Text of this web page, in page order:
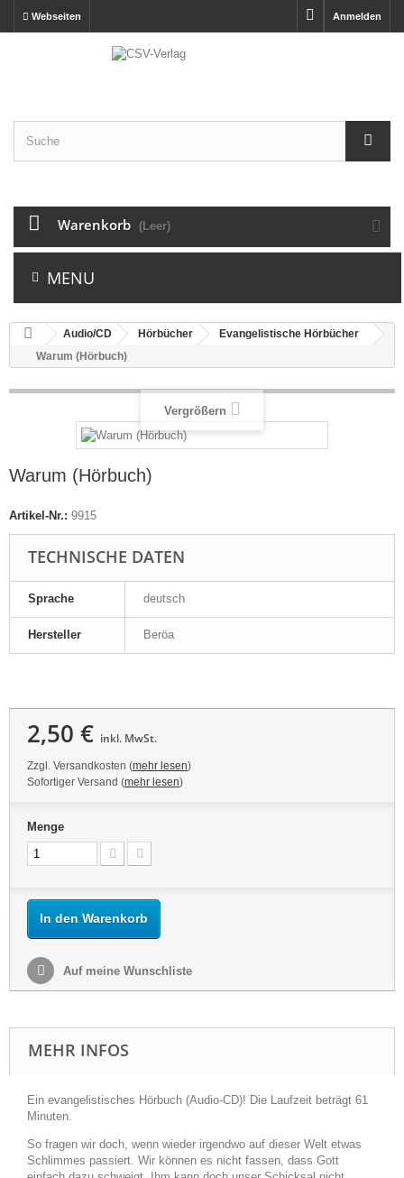
Anmelden
Webseiten
Warenkorb (Leer)
MENU
Audio/CD Hörbücher
Evangelistische Hörbücher
Warum (Hörbuch)
Vergrößern
Warum (Hörbuch)
Artikel-Nr.: 9915
TECHNISCHE DATEN
Sprache deutsch
Hersteller Beröa
2,50 € inkl. MwSt.
Zzgl. Versandkosten (mehr lesen)
Sofortiger Versand (mehr lesen)
Menge
In den Warenkorb
Auf meine Wunschliste
MEHR INFOS
Ein evangelistisches Hörbuch (Audio-CD)! Die Laufzeit beträgt 61
Minuten.
So fragen wir doch, wenn wieder irgendwo auf dieser Welt etwas
Schlimmes passiert. Wir können es nicht fassen, dass Gott